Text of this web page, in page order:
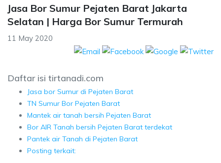
Jasa Bor Sumur Pejaten Barat Jakarta
Selatan | Harga Bor Sumur Termurah
11 May 2020
Daftar isi tirtanadi.com
Jasa bor Sumur di Pejaten Barat
TN Sumur Bor Pejaten Barat
Mantek air tanah bersih Pejaten Barat
Bor AIR Tanah bersih Pejaten Barat terdekat
Pantek air Tanah di Pejaten Barat
Posting terkait: